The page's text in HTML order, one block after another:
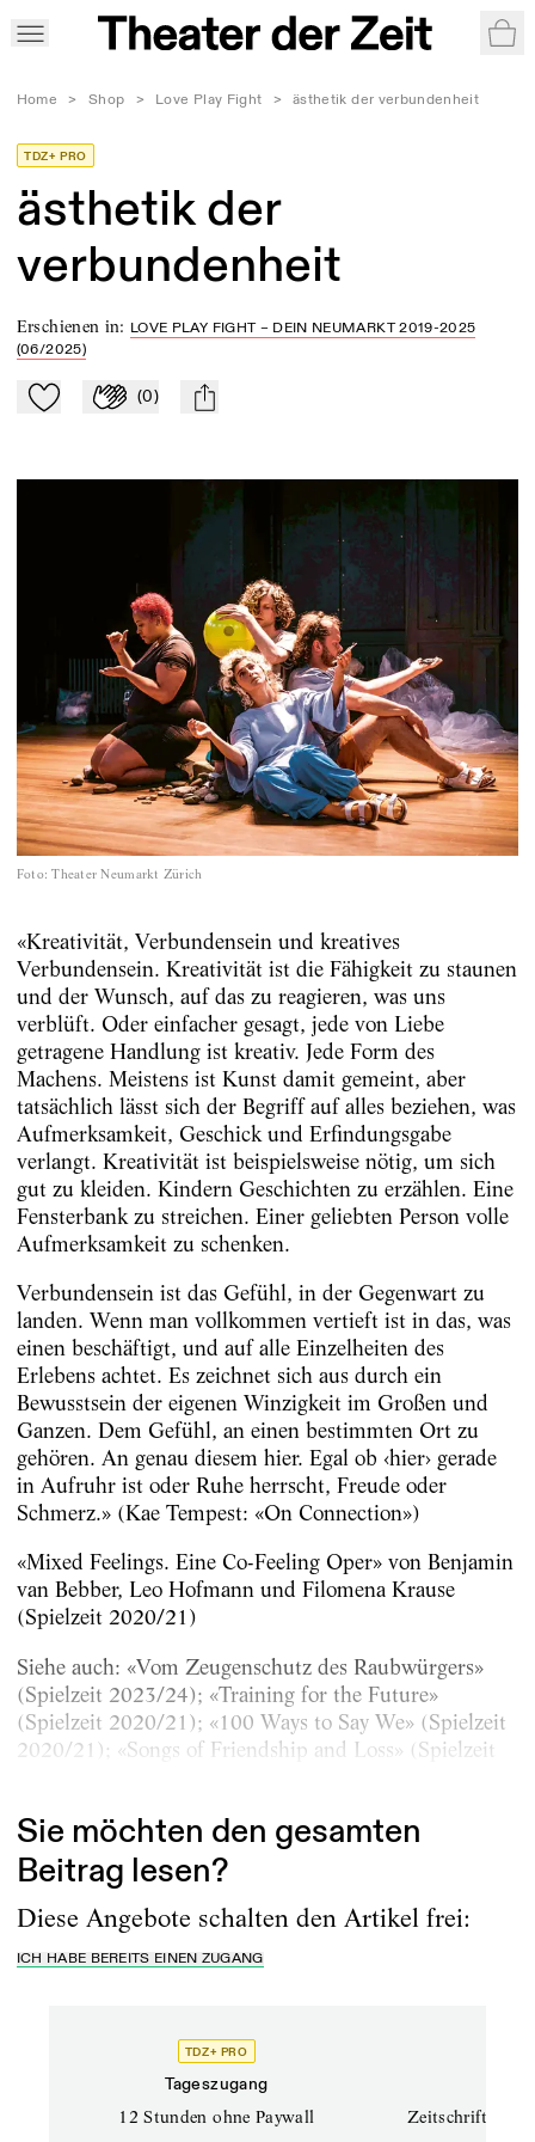
Home > Shop > Love Play Fight > ästhetik der verbundenheit
TDZ+ PRO
ästhetik der
verbundenheit
Erschienen in: LOVE PLAY FIGHT – DEIN NEUMARKT 2019-2025
(06/2025)
Zu Mein-TdZ hinzufügen
Applaudieren
(0) mail
Foto: Theater Neumarkt Zürich
«Kreativität, Verbundensein und kreatives
Verbundensein. Kreativität ist die Fähigkeit zu staunen
und der Wunsch, auf das zu reagieren, was uns
verblüft. Oder einfacher gesagt, jede von Liebe
getragene Handlung ist kreativ. Jede Form des
Machens. Meistens ist Kunst damit gemeint, aber
tatsächlich lässt sich der Begriff auf alles beziehen, was
Aufmerksamkeit, Geschick und Erfindungsgabe
verlangt. Kreativität ist beispielsweise nötig, um sich
gut zu kleiden. Kindern Geschichten zu erzählen. Eine
Fensterbank zu streichen. Einer geliebten Person volle
Aufmerksamkeit zu ­schenken.
Verbundensein ist das Gefühl, in der Gegenwart zu
landen. Wenn man vollkommen vertieft ist in das, was
einen beschäftigt, und auf alle Einzelheiten des
Erlebens achtet. Es zeichnet sich aus durch ein
Bewusstsein der eigenen Winzigkeit im Großen und
Ganzen. Dem Gefühl, an einen bestimmten Ort zu
gehören. An genau diesem hier. Egal ob ‹hier› gerade
in Aufruhr ist oder Ruhe herrscht, Freude oder
Schmerz.» (Kae Tempest: «On Connection»)
«Mixed Feelings. Eine Co-Feeling Oper» von Benjamin
van Bebber, Leo Hofmann und Filomena Krause
(Spielzeit 2020/21)
Siehe auch: «Vom Zeugenschutz des Raubwürgers»
(Spielzeit 2023/24); «Training for the Future»
(Spielzeit 2020/21); «100 Ways to Say We» (Spielzeit
2020/21); «Songs of Friendship and Loss» (Spielzeit
Sie möchten den gesamten
Beitrag lesen?
Diese Angebote schalten den Artikel frei:
ICH HABE BEREITS EINEN ZUGANG
TDZ+ PRO
Tageszugang
12 Stunden ohne Paywall Zeitschriften